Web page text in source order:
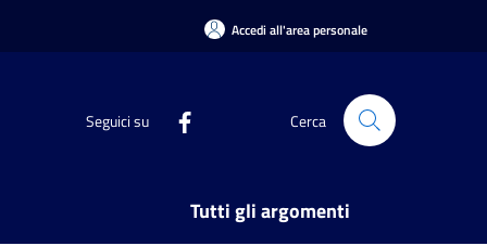
Accedi all'area personale
Seguici su Cerca
Tutti gli argomenti